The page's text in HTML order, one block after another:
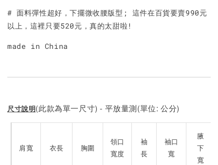
# 面料彈性超好，下擺微收腰版型; 這件在百貨要賣990元
以上，這裡只要520元，真的太甜啦!
made in China
尺寸說明(此款為單一尺寸) - 平放量測(單位: 公分)
肩寬 衣長 胸圍
領口
寬度
袖
長
袖口
寬
腋
下
寬